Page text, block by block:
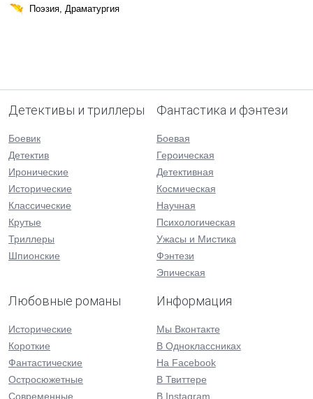
Поэзия, Драматургия
Детективы и триллеры
Боевик
Детектив
Иронические
Исторические
Классические
Крутые
Триллеры
Шпионские
Фантастика и фэнтези
Боевая
Героическая
Детективная
Космическая
Научная
Психологическая
Ужасы и Мистика
Фэнтези
Эпическая
Любовные романы
Исторические
Короткие
Фантастические
Остросюжетные
Современные
Информация
Мы Вконтакте
В Одноклассниках
На Facebook
В Твиттере
В Instagram